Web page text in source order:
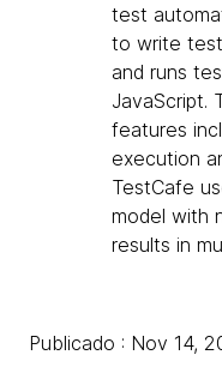
test
to write
and runs
JavaScript.
features
execution
TestCafe
model with
results in
Publicado : Nov 14,